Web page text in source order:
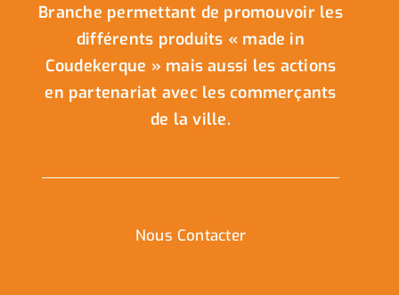
Branche permettant de promouvoir les
différents produits « made in
Coudekerque » mais aussi les actions
en partenariat avec les commerçants
de la ville.
Nous Contacter